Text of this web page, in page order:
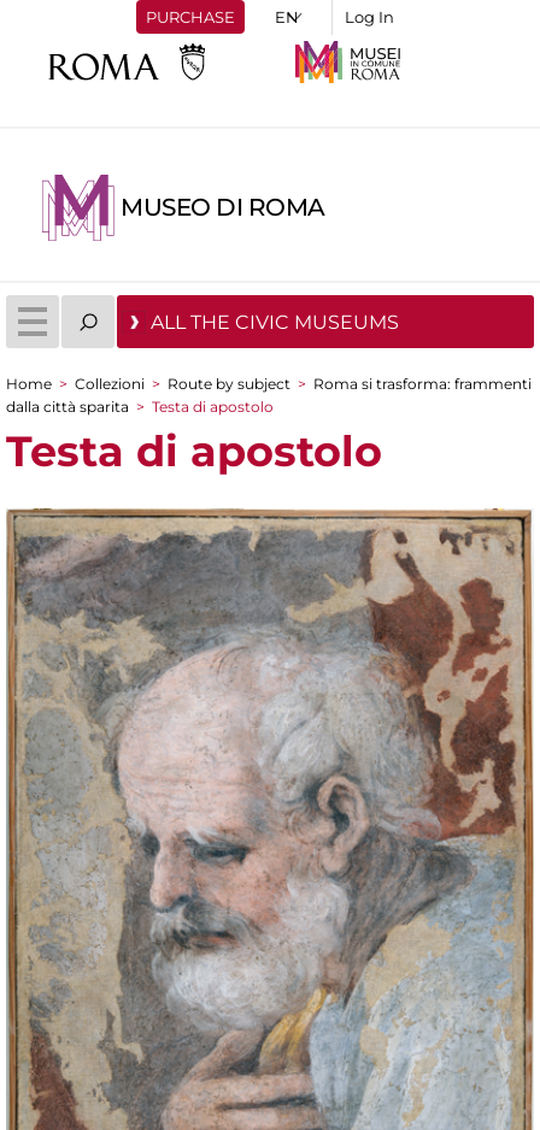
PURCHASE Log In
MUSEO DI ROMA
ALL THE CIVIC MUSEUMS
You are here
Home > Collezioni > Route by subject > Roma si trasforma: frammenti
dalla città sparita > Testa di apostolo
Testa di apostolo